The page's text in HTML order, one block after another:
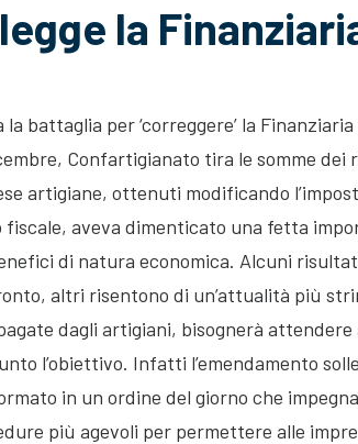
legge la
la battaglia per ‘correggere’ la
Confartigianato tira le somme
artigiane, ottenuti modificando
fiscale, aveva dimenticato una fetta
di natura economica. Alcuni
altri risentono di un’attualità più
dagli artigiani, bisognerà
l’obiettivo. Infatti l’emendamento
in un ordine del giorno che
più agevoli per permettere alle